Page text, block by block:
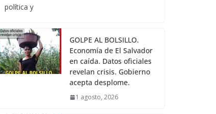
política y
GOLPE AL BOLSILLO.
Economía de El Salvador
en caída. Datos oficiales
revelan crisis. Gobierno
acepta desplome.
1 agosto, 2026